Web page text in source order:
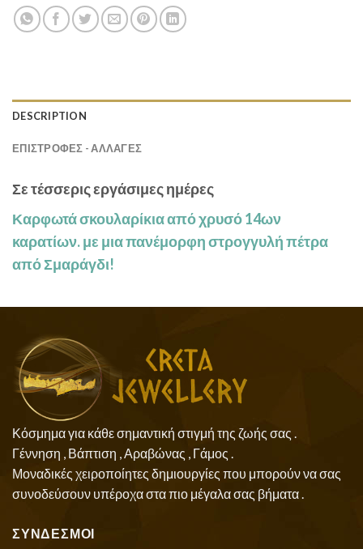
DESCRIPTION
ΕΠΙΣΤΡΟΦΕΣ - ΑΛΛΑΓΕΣ
Σε τέσσερις εργάσιμες ημέρες
Καρφωτά σκουλαρίκιααπό χρυσό 14ων
καρατίων.με μια πανέμορφη στρογγυλή πέτρα
απόΣμαράγδι!
Κόσμημα για κάθε σημαντική στιγμή της ζωής σας .
Γέννηση , Βάπτιση , Αραβώνας , Γάμος .
Μοναδικές χειροποίητες δημιουργίες που μπορούν να σας
συνοδεύσουν υπέροχα στα πιο μέγαλα σας βήματα .
ΣΥΝΔΕΣΜΟΙ